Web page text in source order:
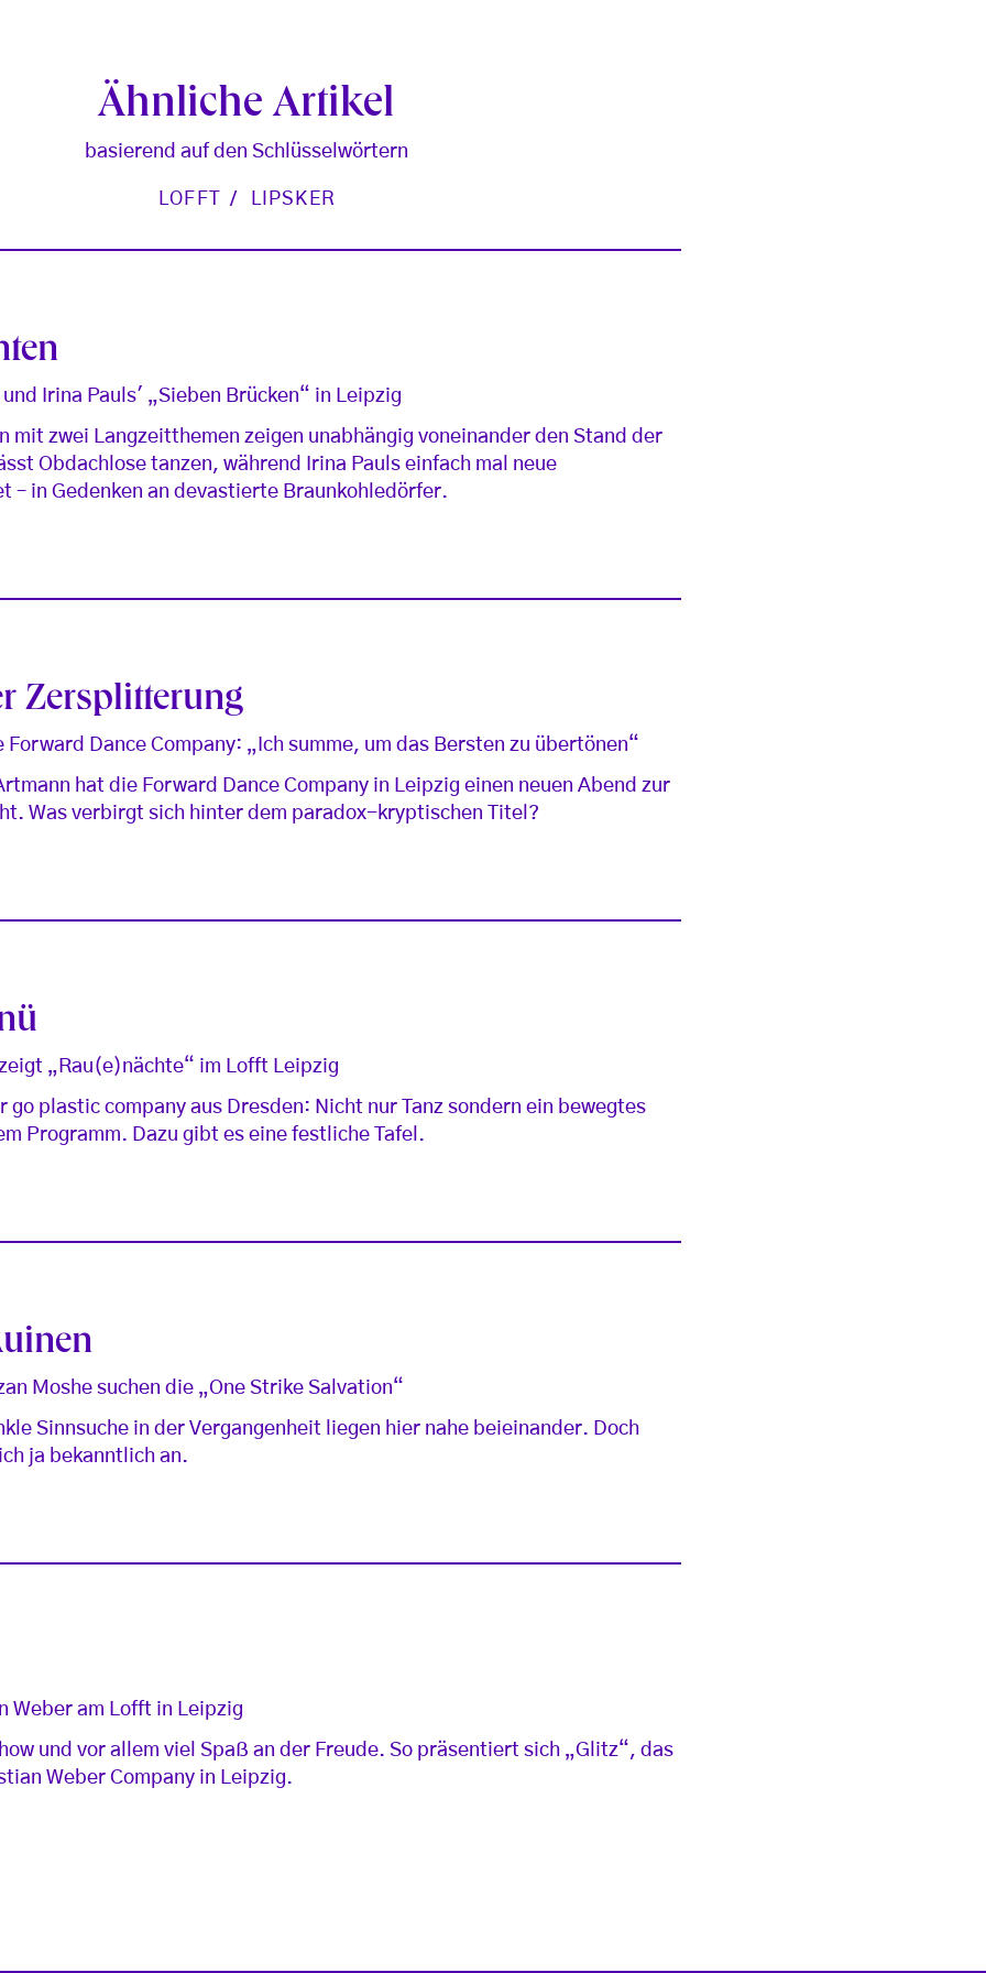
Ähnliche Artikel
basierend auf den Schlüsselwörtern
LOFFT LIPSKER
Irina Pauls' „Sieben Brücken“ in Leipzig
mit zwei Langzeitthemen zeigen unabhängig voneinander den Stand der
Obdachlose tanzen, während Irina Pauls einfach mal neue
– in Gedenken an devastierte Braunkohledörfer.
Zersplitterung
Forward Dance Company: „Ich summe, um das Bersten zu übertönen“
hat die Forward Dance Company in Leipzig einen neuen Abend zur
Was verbirgt sich hinter dem paradox-kryptischen Titel?
„Rau(e)nächte“ im Lofft Leipzig
go plastic company aus Dresden: Nicht nur Tanz sondern ein bewegtes
Programm. Dazu gibt es eine festliche Tafel.
Moshe suchen die „One Strike Salvation“
Sinnsuche in der Vergangenheit liegen hier nahe beieinander. Doch
ja bekanntlich an.
Weber am Lofft in Leipzig
und vor allem viel Spaß an der Freude. So präsentiert sich „Glitz“, das
Weber Company in Leipzig.